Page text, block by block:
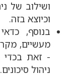
ושילוב של
וכיוצא בזה.
בנוסף,
מעשיים,
- זאת בכדי
ניהול סיכונים.